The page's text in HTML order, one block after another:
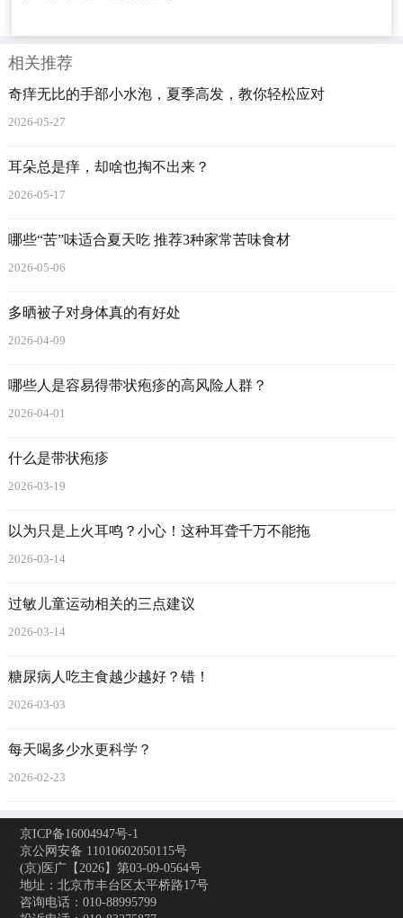
相关推荐
奇痒无比的手部小水泡，夏季高发，教你轻松应对
2026-05-27
耳朵总是痒，却啥也掏不出来？
2026-05-17
哪些“苦”味适合夏天吃 推荐3种家常苦味食材
2026-05-06
多晒被子对身体真的有好处
2026-04-09
哪些人是容易得带状疱疹的高风险人群？
2026-04-01
什么是带状疱疹
2026-03-19
以为只是上火耳鸣？小心！这种耳聋千万不能拖
2026-03-14
过敏儿童运动相关的三点建议
2026-03-14
糖尿病人吃主食越少越好？错！
2026-03-03
每天喝多少水更科学？
2026-02-23
京ICP备16004947号-1
京公网安备 11010602050115号
(京)医广【2026】第03-09-0564号
地址：北京市丰台区太平桥路17号
咨询电话：010-88995799